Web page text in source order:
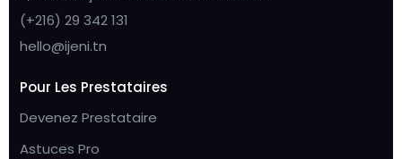
(+216) 29 342 131
hello@ijeni.tn
Pour Les Prestataires
Devenez Prestataire
Astuces Pro